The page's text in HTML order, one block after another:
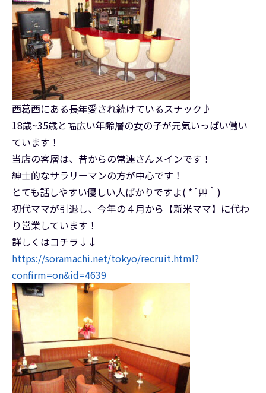
西葛西にある長年愛され続けているスナック♪
18歳~35歳と幅広い年齢層の女の子が元気いっぱい働い
ています！
当店の客層は、昔からの常連さんメインです！
紳士的なサラリーマンの方が中心です！
とても話しやすい優しい人ばかりですよ( *´艸｀)
初代ママが引退し、今年の４月から【新米ママ】に代わ
り営業しています！
詳しくはコチラ↓↓
https://soramachi.net/tokyo/recruit.html?
confirm=on&id=4639